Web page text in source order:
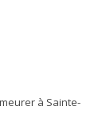
à Sainte-